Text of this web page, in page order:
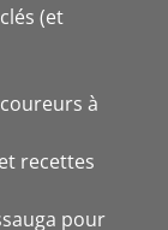
(et
à
recettes
pour